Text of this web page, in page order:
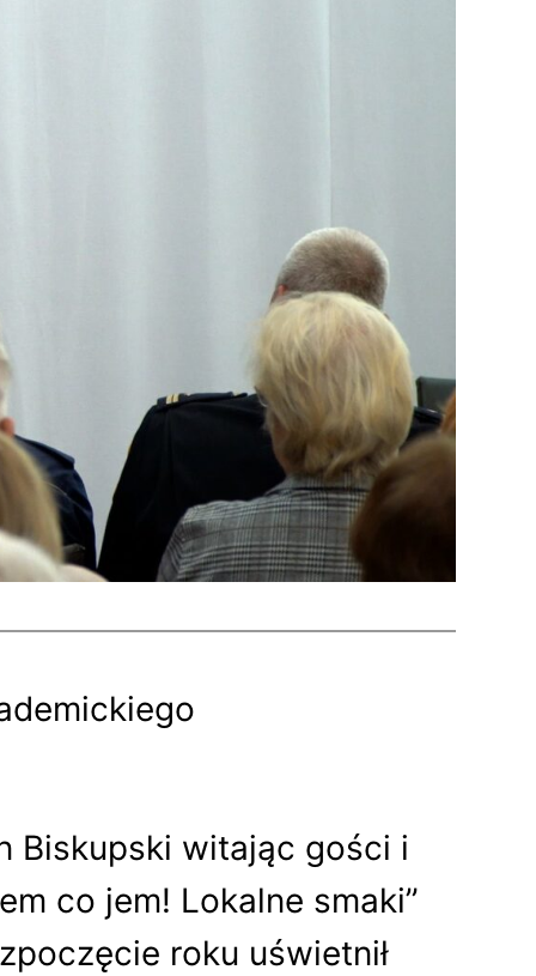
Biskupski witając gości i
co jem! Lokalne smaki”
roku uświetnił